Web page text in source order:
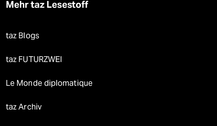
Mehr taz Lesestoff
taz Blogs
taz FUTURZWEI
Le Monde diplomatique
taz Archiv